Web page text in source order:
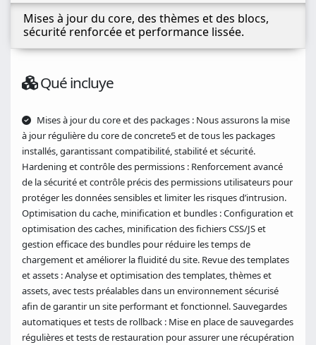
Mises à jour du core, des thèmes et des blocs,
sécurité renforcée et performance lissée.
Qué incluye
Mises à jour du core et des packages : Nous assurons la mise
à jour régulière du core de concrete5 et de tous les packages
installés, garantissant compatibilité, stabilité et sécurité.
Hardening et contrôle des permissions : Renforcement avancé
de la sécurité et contrôle précis des permissions utilisateurs pour
protéger les données sensibles et limiter les risques d’intrusion.
Optimisation du cache, minification et bundles : Configuration et
optimisation des caches, minification des fichiers CSS/JS et
gestion efficace des bundles pour réduire les temps de
chargement et améliorer la fluidité du site. Revue des templates
et assets : Analyse et optimisation des templates, thèmes et
assets, avec tests préalables dans un environnement sécurisé
afin de garantir un site performant et fonctionnel. Sauvegardes
automatiques et tests de rollback : Mise en place de sauvegardes
régulières et tests de restauration pour assurer une récupération